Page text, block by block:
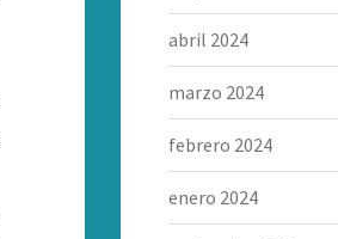
abril 2024
marzo 2024
febrero 2024
enero 2024